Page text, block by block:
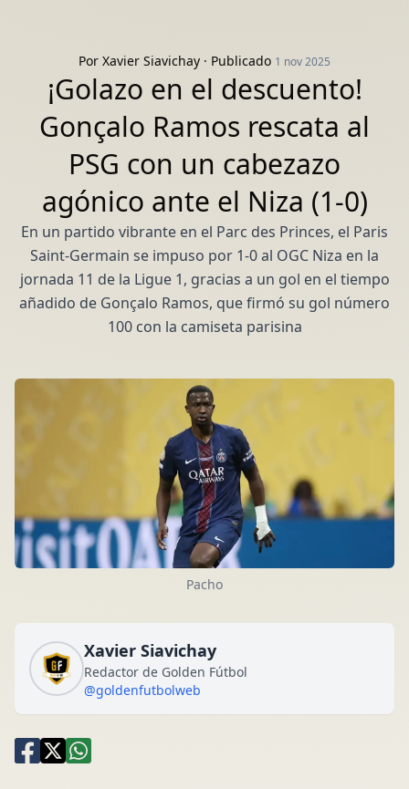
Por Xavier Siavichay · Publicado 1 nov 2025
¡Golazo en el descuento!
Gonçalo Ramos rescata al
PSG con un cabezazo
agónico ante el Niza (1-0)
En un partido vibrante en el Parc des Princes, el Paris
Saint-Germain se impuso por 1-0 al OGC Niza en la
jornada 11 de la Ligue 1, gracias a un gol en el tiempo
añadido de Gonçalo Ramos, que firmó su gol número
100 con la camiseta parisina
Pacho
Xavier Siavichay
Redactor de Golden Fútbol
@goldenfutbolweb